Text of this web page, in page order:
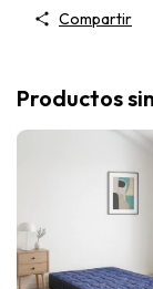
Compartir
Productos